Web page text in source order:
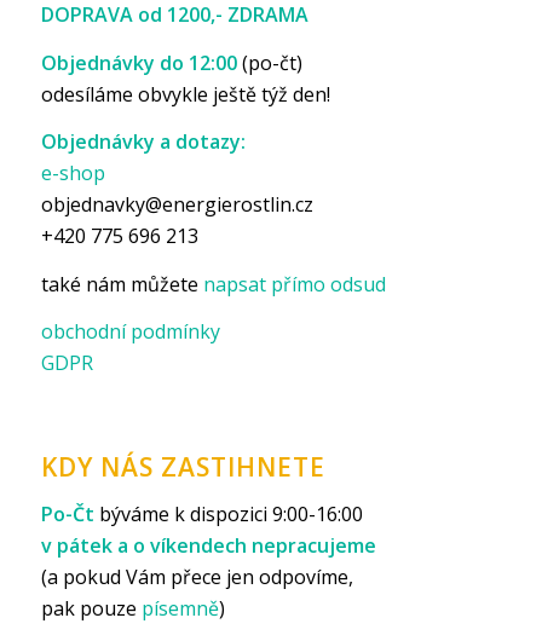
DOPRAVA od 1200,- ZDRAMA
Objednávky do 12:00(po-čt)
odesíláme obvykle ještě týž den!
Objednávky a dotazy:
e-shop
objednavky@energierostlin.cz
+420 775 696 213
také nám můžete napsat přímo odsud
obchodní podmínky
GDPR
KDY NÁS ZASTIHNETE
Po-Čt býváme k dispozici 9:00-16:00
v pátek a o víkendech nepracujeme
(a pokud Vám přece jen odpovíme,
pak pouze písemně)